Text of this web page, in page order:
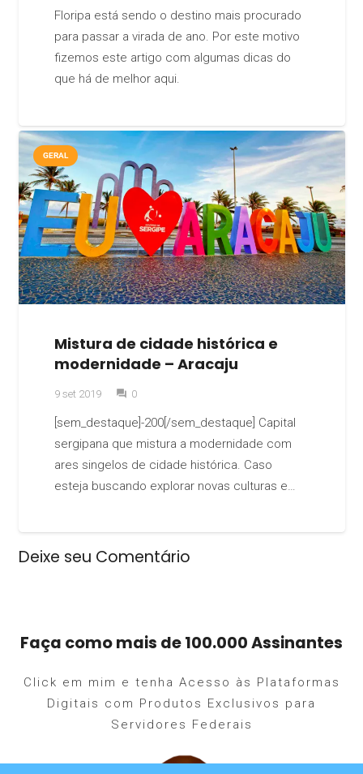
Floripa está sendo o destino mais procurado
para passar a virada de ano. Por este motivo
fizemos este artigo com algumas dicas do
que há de melhor aqui.
GERAL
Mistura de cidade histórica e
modernidade – Aracaju
9 set 2019 question_answer 0
[sem_destaque]-200[/sem_destaque] Capital
sergipana que mistura a modernidade com
ares singelos de cidade histórica. Caso
esteja buscando explorar novas culturas e…
Deixe seu Comentário
Faça como mais de 100.000 Assinantes
Click em mim e tenha Acesso às Plataformas
Digitais com Produtos Exclusivos para
Servidores Federais